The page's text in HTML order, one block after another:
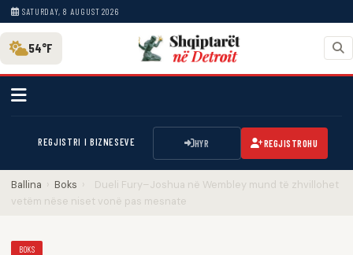
SATURDAY, 8 AUGUST 2026
54°F
REGJISTRI I BIZNESEVE HYR REGJISTROHU
Ballina › Boks ›
Dueli Fury–Joshua në Wembley mund të zhvillohet
vetëm nëse niset vonë pas mesnate
BOKS